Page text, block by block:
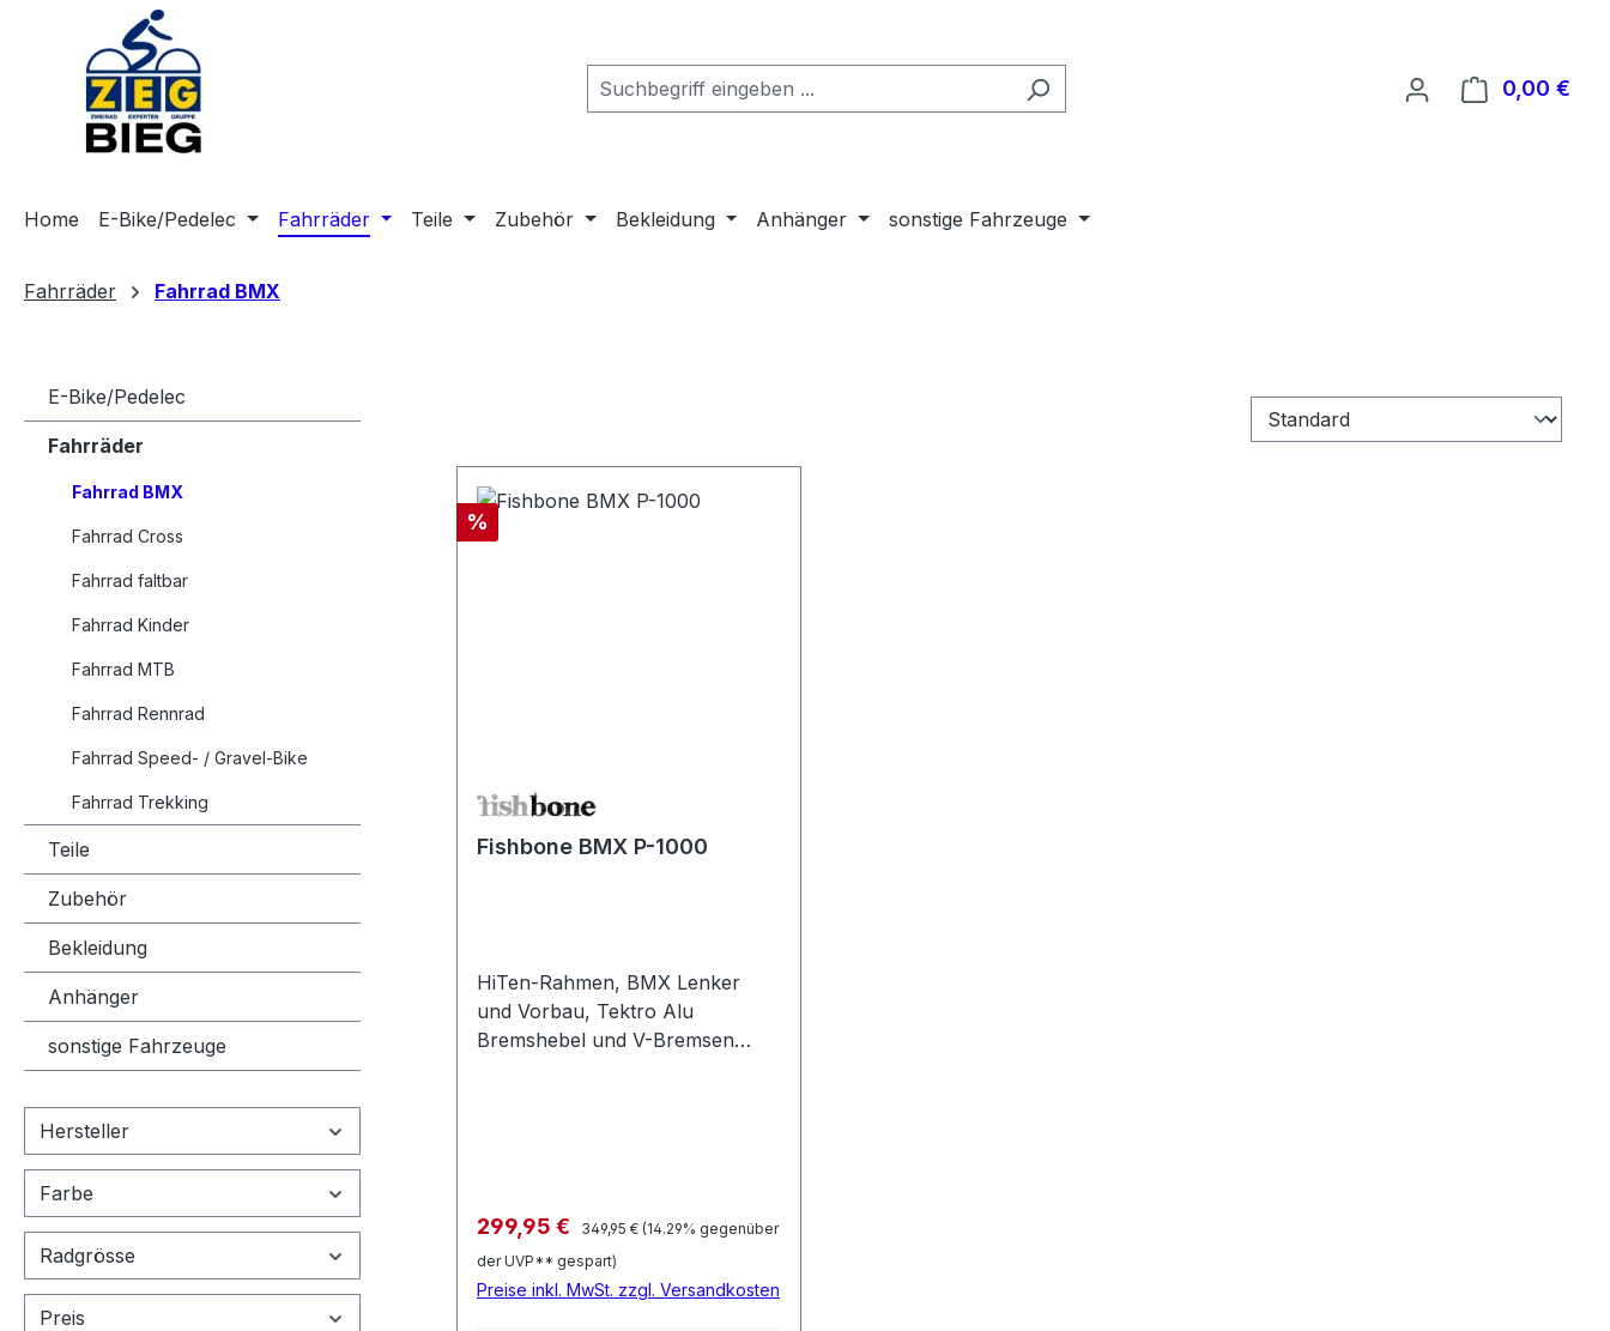
Hauptinhalt springen
Zur Suche springen
Zur Hauptnavigation springen
0,00 €
Home E-Bike/Pedelec Fahrräder Teile Zubehör Bekleidung Anhänger sonstige Fahrzeuge
Fahrräder Fahrrad BMX
E-Bike/Pedelec
Fahrräder
Fahrrad BMX
Fahrrad Cross
Fahrrad faltbar
Fahrrad Kinder
Fahrrad MTB
Fahrrad Rennrad
Fahrrad Speed- / Gravel-Bike
Fahrrad Trekking
Teile
Zubehör
Bekleidung
Anhänger
sonstige Fahrzeuge
Hersteller
Farbe
Radgrösse
Preis
Rabatt
%
Fishbone BMX P-1000
HiTen-Rahmen, BMX Lenker
und Vorbau, Tektro Alu
Bremshebel und V-Bremsen
Verkaufspreis:
299,95 € Regulärer Preis:
349,95 € (14.29% gegenüber
der UVP** gespart)
Preise inkl. MwSt. zzgl. Versandkosten